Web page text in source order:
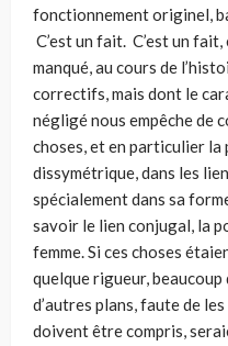
fonctionnement originel,
C’est un fait. C’est un fait,
manqué, au cours de
correctifs, mais dont le
négligé nous empêche de
choses, et en particulier
dissymétrique, dans les
spécialement dans sa
savoir le lien conjugal, la
femme. Si ces choses
quelque rigueur, beaucoup
d’autres plans, faute de
doivent être compris,